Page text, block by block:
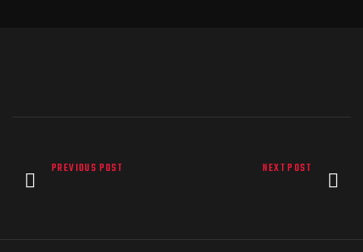
PREVIOUS POST NEXT POST